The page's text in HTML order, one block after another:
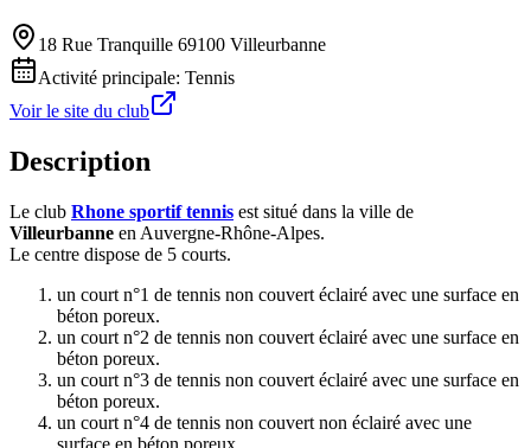
18 Rue Tranquille 69100 Villeurbanne
Activité principale: Tennis
Voir le site du club
Description
Le club Rhone sportif tennis est situé dans la ville de
Villeurbanne en Auvergne-Rhône-Alpes.
Le centre dispose de 5 courts.
un court n°1 de tennis non couvert éclairé avec une surface en
béton poreux.
un court n°2 de tennis non couvert éclairé avec une surface en
béton poreux.
un court n°3 de tennis non couvert éclairé avec une surface en
béton poreux.
un court n°4 de tennis non couvert non éclairé avec une
surface en béton poreux.